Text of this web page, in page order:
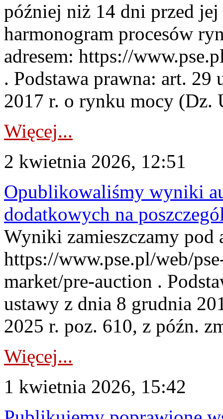
później niż 14 dni przed
harmonogram procesów
adresem: https://
. Podstawa prawna: art. 29
2017 r. o rynku mocy (Dz.
Więcej...
2 kwietnia 2026, 12:51
Opublikowaliśmy wyniki
dodatkowych na
Wyniki zamieszczamy pod
https://www.pse.pl/web/
market/pre-auction .
ustawy z dnia 8 grudnia
2025 r. poz. 610, z późn.
Więcej...
1 kwietnia 2026, 15:42